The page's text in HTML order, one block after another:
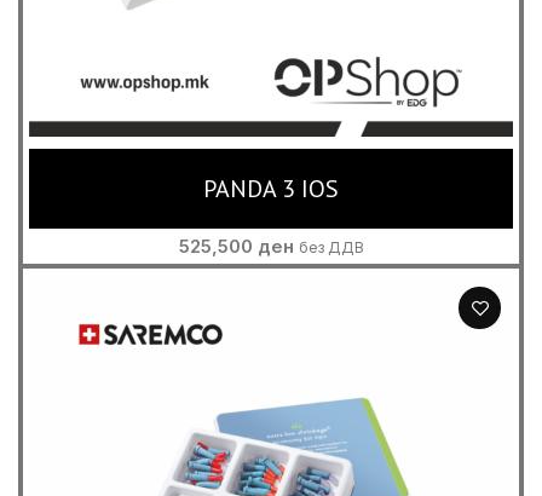
PANDA 3 IOS
525,500 ден без ДДВ